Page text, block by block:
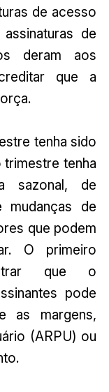
de acesso
de
deram aos
que a
tenha sido
tenha
sazonal, de
mudanças de
que podem
O primeiro
que o
pode
as margens,
(ARPU) ou